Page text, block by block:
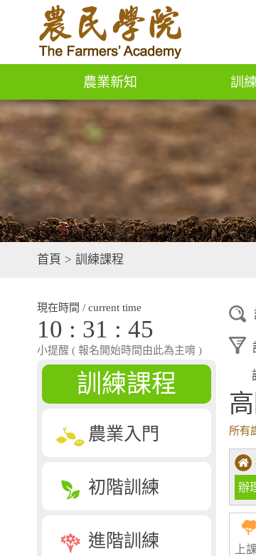
農業新知 訓
首頁 > 訓練課程
現在時間 / current time
10 : 31 : 46
小提醒 ( 報名開始時間由此為主唷 )
訓練課程
農業入門
初階訓練
進階訓練
所有
辦
上